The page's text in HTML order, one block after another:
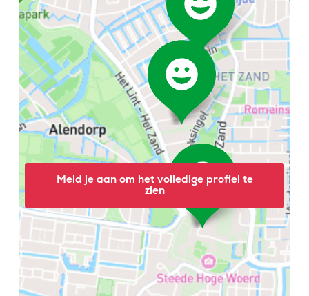
Meld je aan om het volledige profiel te
zien